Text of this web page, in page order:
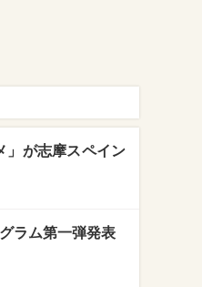
」が志摩スペイン
ラム第一弾発表